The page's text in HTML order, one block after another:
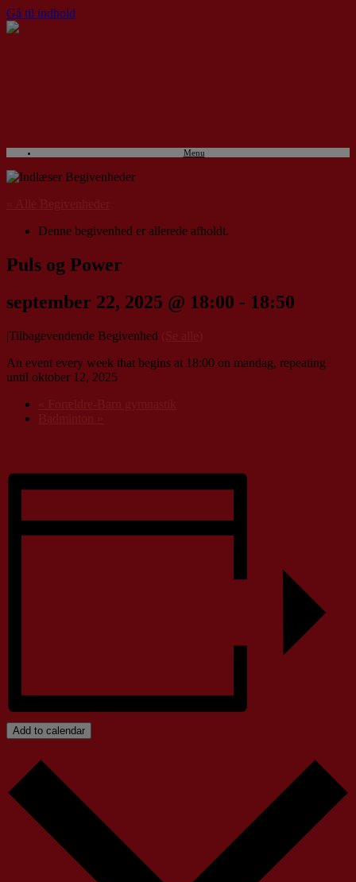
Gå til indhold
Menu
Denne begivenhed er allerede afholdt.
Puls og Power
september 22, 2025 @ 18:00 - 18:50
|Tilbagevendende Begivenhed
An event every week that begins at 18:00 on mandag, repeating
until oktober 12, 2025
Add to calendar